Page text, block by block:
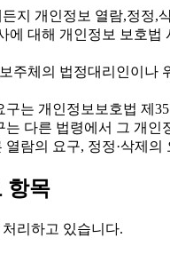
지 개인정보 열람,정정,
대해 개인정보 보호법
주체의 법정대리인이나
는 개인정보보호법 제
다른 법령에서 그 개인
람의 요구, 정정·삭제
항목
리하고 있습니다.